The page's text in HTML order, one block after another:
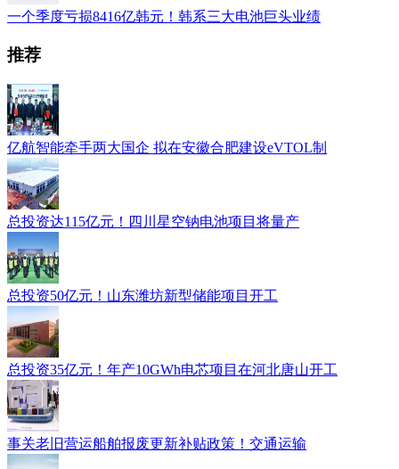
一个季度亏损8416亿韩元！韩系三大电池巨头业绩
推荐
亿航智能牵手两大国企 拟在安徽合肥建设eVTOL制
总投资达115亿元！四川星空钠电池项目将量产
总投资50亿元！山东潍坊新型储能项目开工
总投资35亿元！年产10GWh电芯项目在河北唐山开工
事关老旧营运船舶报废更新补贴政策！交通运输